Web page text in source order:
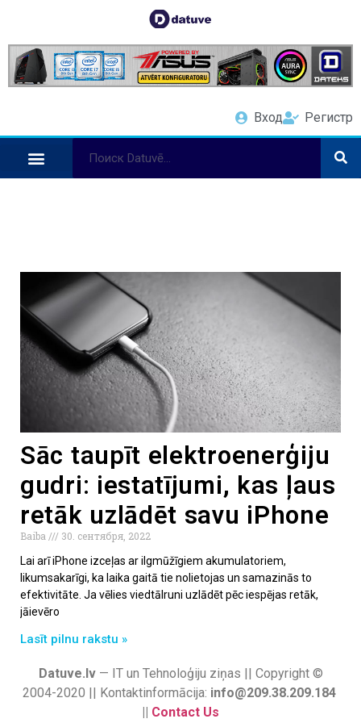
Вход Регистр
Sāc taupīt elektroenerģiju
gudri: iestatījumi, kas ļaus
retāk uzlādēt savu iPhone
Baiba
30. сентября, 2022
Lai arī iPhone izceļas ar ilgmūžīgiem akumulatoriem,
likumsakarīgi, ka laika gaitā tie nolietojas un samazinās to
efektivitāte. Ja vēlies viedtālruni uzlādēt pēc iespējas retāk,
jāievēro
Lasīt pilnu rakstu »
Datuve.lv— IT un Tehnoloģiju ziņas || Copyright ©
2004-2020 || Kontaktinformācija: info@209.38.209.184
|| Contact Us